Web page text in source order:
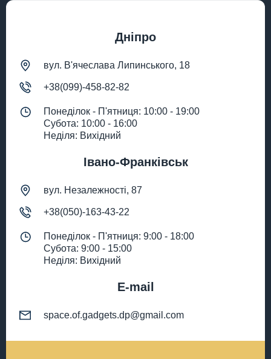
Дніпро
вул. В'ячеслава Липинського, 18
+38(099)-458-82-82
Понеділок - П'ятниця: 10:00 - 19:00
Субота: 10:00 - 16:00
Неділя: Вихідний
Івано-Франківськ
вул. Незалежності, 87
+38(050)-163-43-22
Понеділок - П'ятниця: 9:00 - 18:00
Субота: 9:00 - 15:00
Неділя: Вихідний
E-mail
space.of.gadgets.dp@gmail.com